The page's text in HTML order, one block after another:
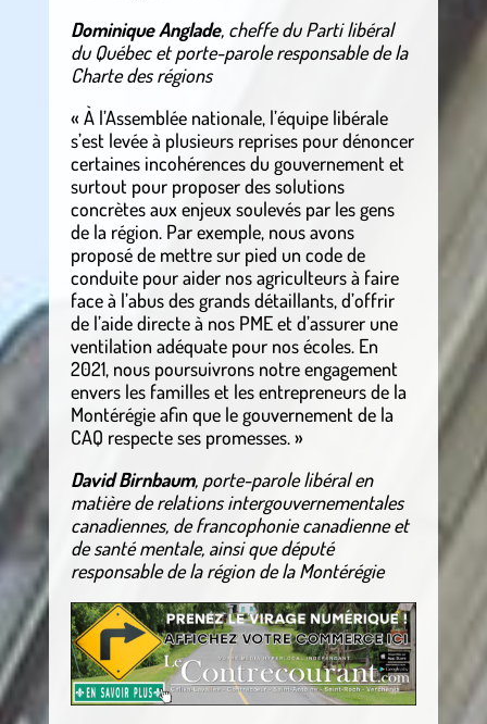
Dominique Anglade, cheffe du Parti libéral
du Québec et porte-parole responsable de la
Charte des régions
« À l’Assemblée nationale, l’équipe libérale
s’est levée à plusieurs reprises pour dénoncer
certaines incohérences du gouvernement et
surtout pour proposer des solutions
concrètes aux enjeux soulevés par les gens
de la région. Par exemple, nous avons
proposé de mettre sur pied un code de
conduite pour aider nos agriculteurs à faire
face à l’abus des grands détaillants, d’offrir
de l’aide directe à nos PME et d’assurer une
ventilation adéquate pour nos écoles. En
2021, nous poursuivrons notre engagement
envers les familles et les entrepreneurs de la
Montérégie afin que le gouvernement de la
CAQ respecte ses promesses. »
David Birnbaum, porte-parole libéral en
matière de relations intergouvernementales
canadiennes, de francophonie canadienne et
de santé mentale, ainsi que député
responsable de la région de la Montérégie